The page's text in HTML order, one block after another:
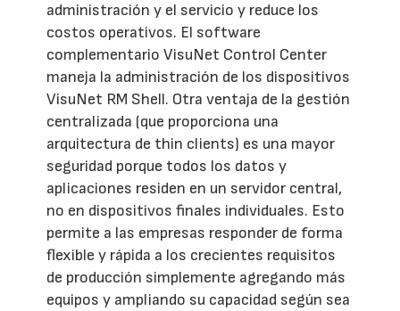
administración y el servicio y reduce los
costos operativos. El software
complementario VisuNet Control Center
maneja la administración de los dispositivos
VisuNet RM Shell. Otra ventaja de la gestión
centralizada (que proporciona una
arquitectura de thin clients) es una mayor
seguridad porque todos los datos y
aplicaciones residen en un servidor central,
no en dispositivos finales individuales. Esto
permite a las empresas responder de forma
flexible y rápida a los crecientes requisitos
de producción simplemente agregando más
equipos y ampliando su capacidad según sea